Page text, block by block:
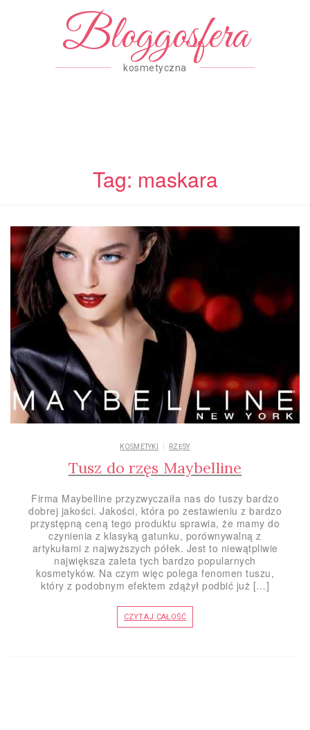
Bloggosfera
kosmetyczna
Tag: maskara
KOSMETYKI RZĘSY
Tusz do rzęs Maybelline
Firma Maybelline przyzwyczaiła nas do tuszy bardzo
dobrej jakości. Jakości, która po zestawieniu z bardzo
przystępną ceną tego produktu sprawia, że mamy do
czynienia z klasyką gatunku, porównywalną z
artykułami z najwyższych półek. Jest to niewątpliwie
największa zaleta tych bardzo popularnych
kosmetyków. Na czym więc polega fenomen tuszu,
który z podobnym efektem zdążył podbić już […]
CZYTAJ CAŁOŚĆ